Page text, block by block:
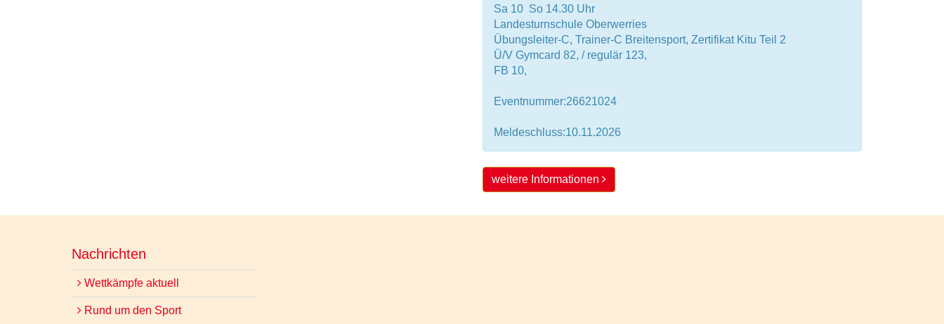
Sa 10  So 14.30 Uhr
Landesturnschule Oberwerries
Übungsleiter-C, Trainer-C Breitensport, Zertifikat Kitu Teil 2
Ü/V Gymcard 82, / regulär 123,
FB 10,
Eventnummer:26621024
Meldeschluss:10.11.2026
weitere Informationen
Nachrichten
Wettkämpfe aktuell
Rund um den Sport